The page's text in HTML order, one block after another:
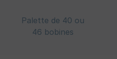
Palette de 40 ou
46 bobines